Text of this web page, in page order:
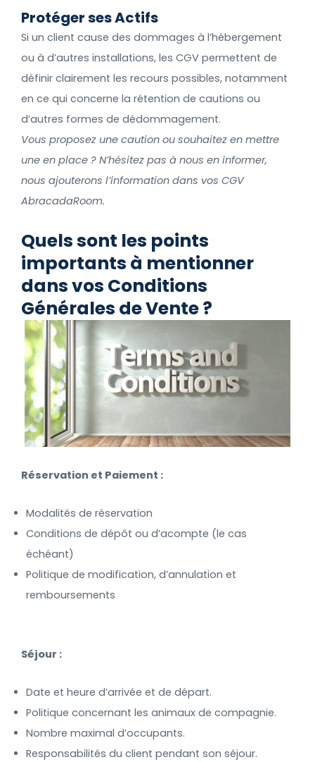
Protéger ses Actifs
Si un client cause des dommages à l’hébergement
ou à d’autres installations, les CGV permettent de
définir clairement les recours possibles, notamment
en ce qui concerne la rétention de cautions ou
d’autres formes de dédommagement.
Vous proposez une caution ou souhaitez en mettre
une en place ? N’hésitez pas à nous en informer,
nous ajouterons l’information dans vos CGV
AbracadaRoom.
Quels sont les points
importants à mentionner
dans vos Conditions
Générales de Vente?
Réservation et Paiement :
Modalités de réservation
Conditions de dépôt ou d’acompte (le cas
échéant)
Politique de modification, d’annulation et
remboursements
Séjour :
Date et heure d’arrivée et de départ.
Politique concernant les animaux de compagnie.
Nombre maximal d’occupants.
Responsabilités du client pendant son séjour.